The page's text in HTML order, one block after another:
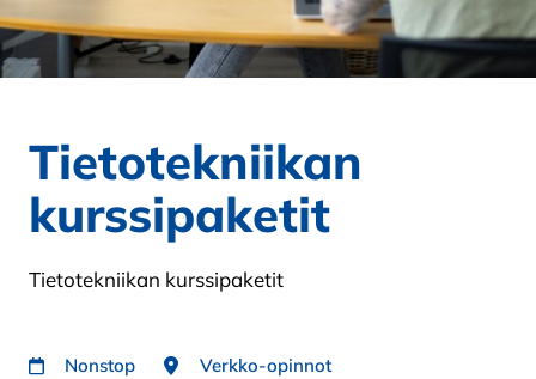
Tietotekniikan
kurssipaketit
Tietotekniikan kurssipaketit
Nonstop Verkko-opinnot